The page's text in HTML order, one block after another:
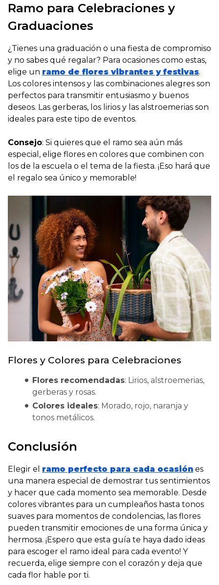
Ramo para Celebraciones y
Graduaciones
¿Tienes una graduación o una fiesta de compromiso
y no sabes qué regalar? Para ocasiones como estas,
elige un ramo de flores vibrantes y festivas.
Los colores intensos y las combinaciones alegres son
perfectos para transmitir entusiasmo y buenos
deseos. Las gerberas, los lirios y las alstroemerias son
ideales para este tipo de eventos.
Consejo: Si quieres que el ramo sea aún más
especial, elige flores en colores que combinen con
los de la escuela o el tema de la fiesta. ¡Eso hará que
el regalo sea único y memorable!
Flores y Colores para Celebraciones
Flores recomendadas: Lirios, alstroemerias,
gerberas y rosas.
Colores ideales: Morado, rojo, naranja y
tonos metálicos.
Conclusión
Elegir el ramo perfecto para cada ocasión es
una manera especial de demostrar tus sentimientos
y hacer que cada momento sea memorable. Desde
colores vibrantes para un cumpleaños hasta tonos
suaves para momentos de condolencias, las flores
pueden transmitir emociones de una forma única y
hermosa. ¡Espero que esta guía te haya dado ideas
para escoger el ramo ideal para cada evento! Y
recuerda, elige siempre con el corazón y deja que
cada flor hable por ti.